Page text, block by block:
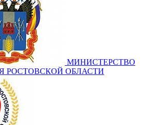
МИНИСТЕРСТВО
РОСТОВСКОЙ ОБЛАСТИ